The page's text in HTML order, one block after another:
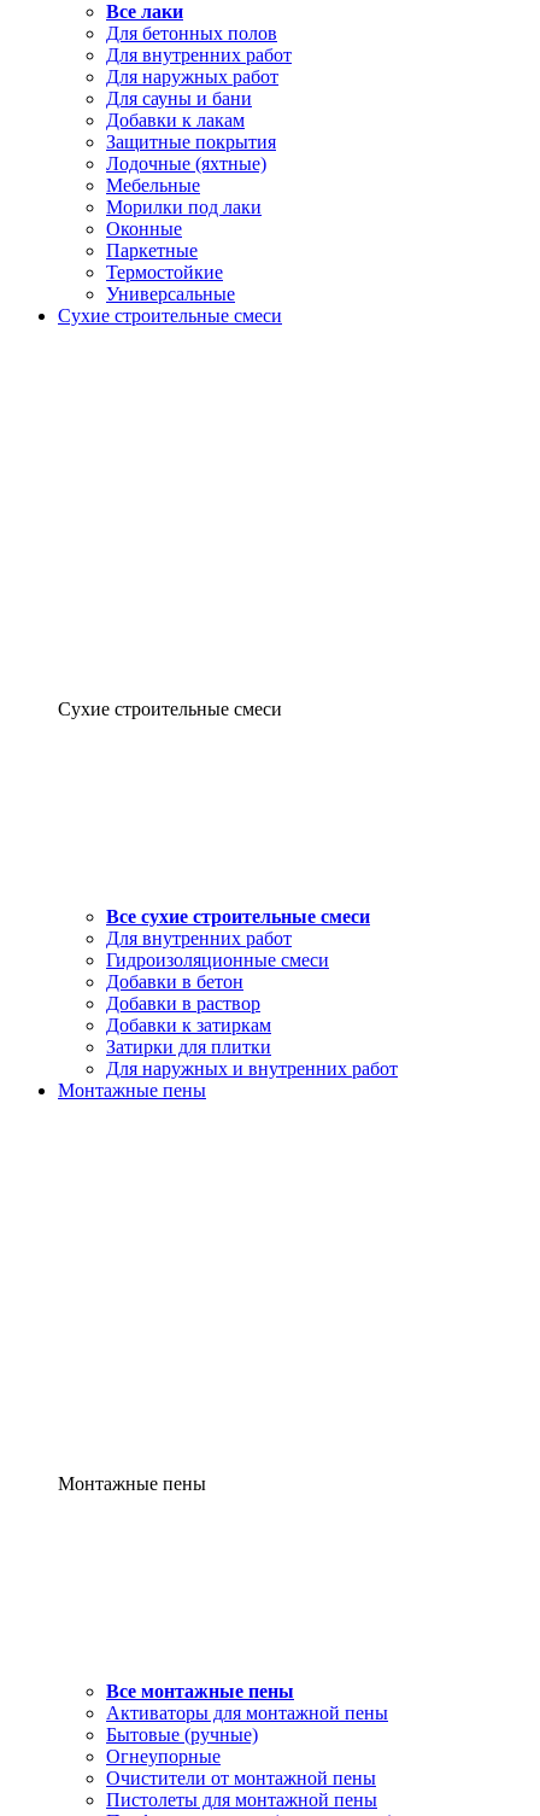
Все лаки
Для бетонных полов
Для внутренних работ
Для наружных работ
Для сауны и бани
Добавки к лакам
Защитные покрытия
Лодочные (яхтные)
Мебельные
Морилки под лаки
Оконные
Паркетные
Термостойкие
Универсальные
Сухие строительные смеси
Сухие строительные смеси
Все сухие строительные смеси
Для внутренних работ
Гидроизоляционные смеси
Добавки в бетон
Добавки в раствор
Добавки к затиркам
Затирки для плитки
Для наружных и внутренних работ
Монтажные пены
Монтажные пены
Все монтажные пены
Активаторы для монтажной пены
Бытовые (ручные)
Огнеупорные
Очистители от монтажной пены
Пистолеты для монтажной пены